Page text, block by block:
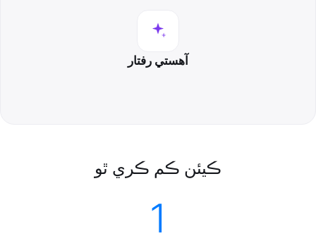
آهستي رفتار
ڪيئن ڪم ڪري ٿو
1